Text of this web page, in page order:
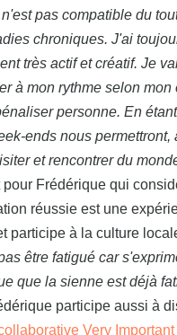
pas compatible du
chroniques. J'ai
très actif et créatif. Je
à mon rythme selon mon
personne. En
ends nous permettront,
et rencontrer du
pour Frédérique qui
réussie est une
participe à la culture
être fatigué car
que la sienne est déjà
participe aussi à
Very Important